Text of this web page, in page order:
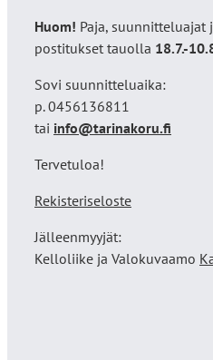
Huom! Paja, suunnitteluajat
postitukset tauolla 18.7.-
Sovi suunnitteluaika:
p. 0456136811
tai info@tarinakoru.fi
Tervetuloa!
Rekisteriseloste
Jälleenmyyjät:
Kelloliike ja Valokuvaamo